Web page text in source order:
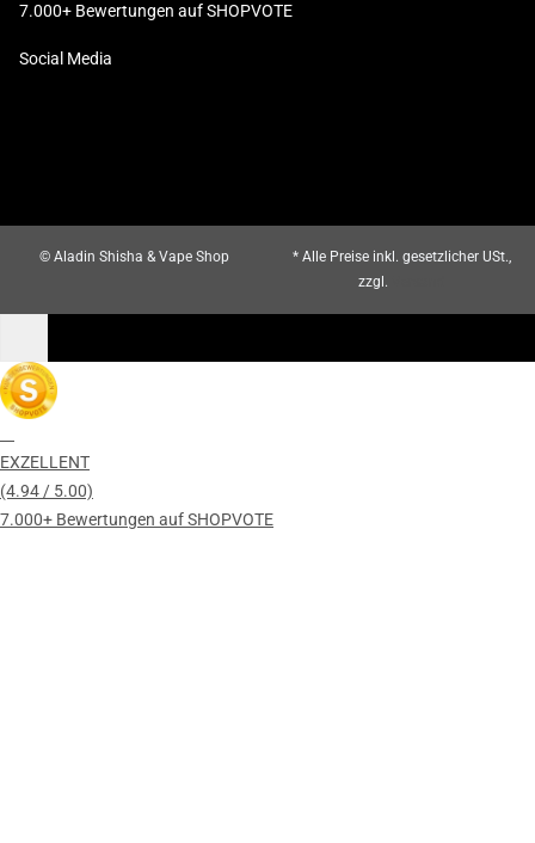
7.000+ Bewertungen auf SHOPVOTE
Social Media
© Aladin Shisha & Vape Shop
* Alle Preise inkl. gesetzlicher USt.,
zzgl.
EXZELLENT
(4.94 / 5.00)
7.000+ Bewertungen auf SHOPVOTE